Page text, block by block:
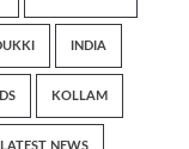
INDIA
KOLLAM
LATEST NEWS